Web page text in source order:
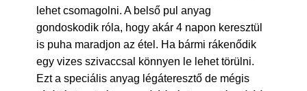
lehet csomagolni. A belső pul anyag
gondoskodik róla, hogy akár 4 napon keresztül
is puha maradjon az étel. Ha bármi rákenődik
egy vizes szivaccsal könnyen le lehet törülni.
Ezt a speciális anyag légáteresztő de mégis